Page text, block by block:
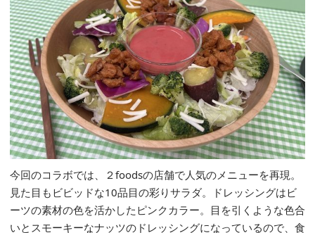
今回のコラボでは、２foodsの店舗で人気のメニューを再現。
見た目もビビッドな10品目の彩りサラダ。ドレッシングはビ
ーツの素材の色を活かしたピンクカラー。目を引くような色合
いとスモーキーなナッツのドレッシングになっているので、食